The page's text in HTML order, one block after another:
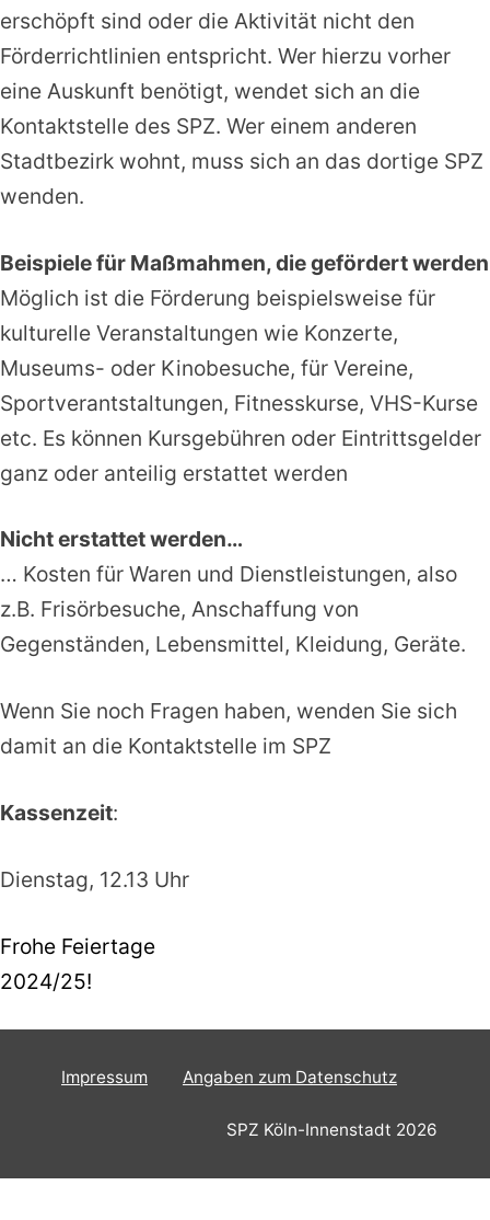
erschöpft sind oder die Aktivität nicht den
Förderrichtlinien entspricht. Wer hierzu vorher
eine Auskunft benötigt, wendet sich an die
Kontaktstelle des SPZ. Wer einem anderen
Stadtbezirk wohnt, muss sich an das dortige SPZ
wenden.
Beispiele für Maßmahmen, die gefördert werden
Möglich ist die Förderung beispielsweise für
kulturelle Veranstaltungen wie Konzerte,
Museums- oder Kinobesuche, für Vereine,
Sportverantstaltungen, Fitnesskurse, VHS-Kurse
etc. Es können Kursgebühren oder Eintrittsgelder
ganz oder anteilig erstattet werden
Nicht erstattet werden…
… Kosten für Waren und Dienstleistungen, also
z.B. Frisörbesuche, Anschaffung von
Gegenständen, Lebensmittel, Kleidung, Geräte.
Wenn Sie noch Fragen haben, wenden Sie sich
damit an die Kontaktstelle im SPZ
Kassenzeit:
Dienstag, 12.13 Uhr
Beitragsnavigation
Frohe Feiertage
2024/25!
Impressum Angaben zum Datenschutz
SPZ Köln-Innenstadt 2026